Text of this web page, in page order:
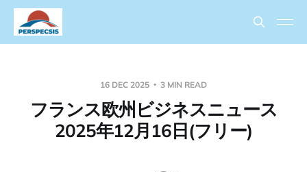
16 DEC 2025 3 MIN READ
フランス欧州ビジネスニュース
2025年12月16日(フリー)